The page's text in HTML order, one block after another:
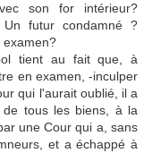
son for intérieur?
Un futur condamné ?
examen?
tient au fait que, à
en examen, -inculper
qui l'aurait oublié, il a
tous les biens, à la
une Cour qui a, sans
et a échappé à